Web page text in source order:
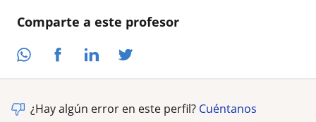
Comparte a este profesor
¿Hay algún error en este perfil? Cuéntanos